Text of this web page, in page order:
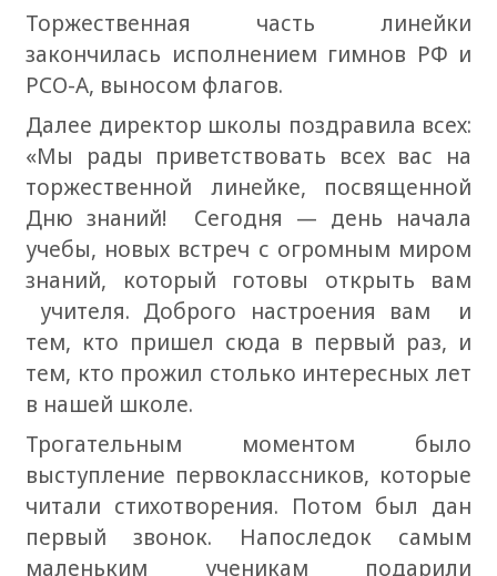
Торжественная часть линейки
закончилась исполнением гимнов РФ и
РСО-А, выносом флагов.
Далее директор школы поздравила всех:
«Мы рады приветствовать всех вас на
торжественной линейке, посвященной
Дню знаний! Сегодня — день начала
учебы, новых встреч с огромным миром
знаний, который готовы открыть вам
учителя. Доброго настроения вам и
тем, кто пришел сюда в первый раз, и
тем, кто прожил столько интересных лет
в нашей школе.
Трогательным моментом было
выступление первоклассников, которые
читали стихотворения. Потом был дан
первый звонок. Напоследок самым
маленьким ученикам подарили